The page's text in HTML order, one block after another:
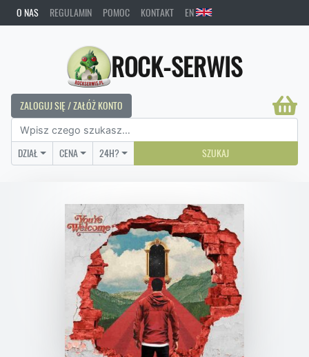
O NAS REGULAMIN POMOC KONTAKT EN
ROCK-SERWIS
ZALOGUJ SIĘ / ZAŁÓŻ KONTO
DZIAŁ CENA 24H? SZUKAJ